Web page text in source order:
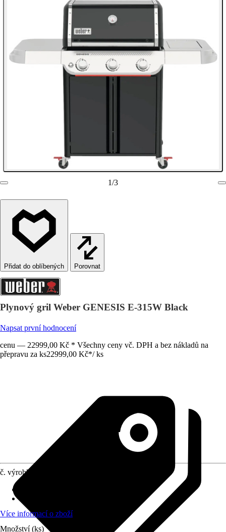
1/3
Porovnat
Plynový gril Weber GENESIS E-315W Black
Napsat první hodnocení
cenu — 22999,00 Kč * Všechny ceny vč. DPH a bez nákladů na
přepravu za ks22999,00 Kč*/ ks
č. výrobku
Více informací o zboží
Množství (ks)